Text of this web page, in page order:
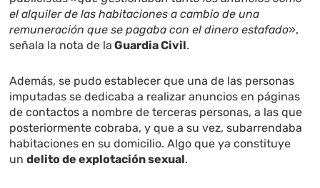
el alquiler de las habitaciones a cambio de una
remuneración que se pagaba con el dinero estafado»,
señala la nota de la Guardia Civil.
Además, se pudo establecer que una de las personas
imputadas se dedicaba a realizar anuncios en páginas
de contactos a nombre de terceras personas, a las que
posteriormente cobraba, y que a su vez, subarrendaba
habitaciones en su domicilio. Algo que ya constituye
undelito de explotación sexual.